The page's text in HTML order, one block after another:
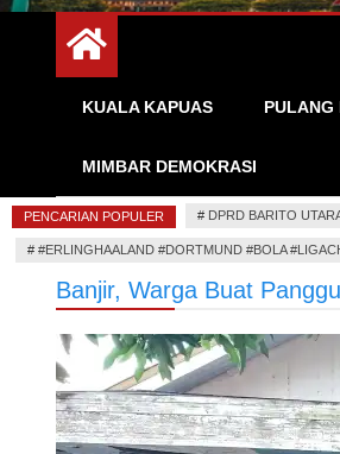
KUALA KAPUAS PULANG
MIMBAR DEMOKRASI
PENCARIAN POPULER # DPRD BARITO
# #ERLINGHAALAND #DORTMUND #BOLA
Banjir, Warga Buat